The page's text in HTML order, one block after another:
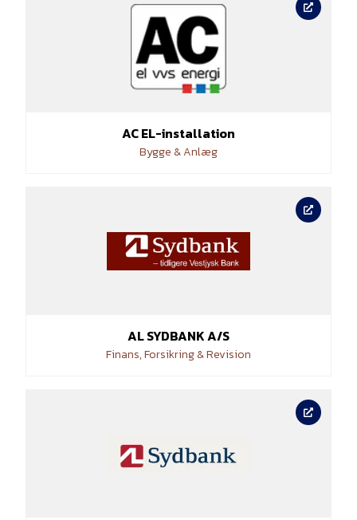
AC EL-installation
Bygge & Anlæg
AL SYDBANK A/S
Finans, Forsikring & Revision